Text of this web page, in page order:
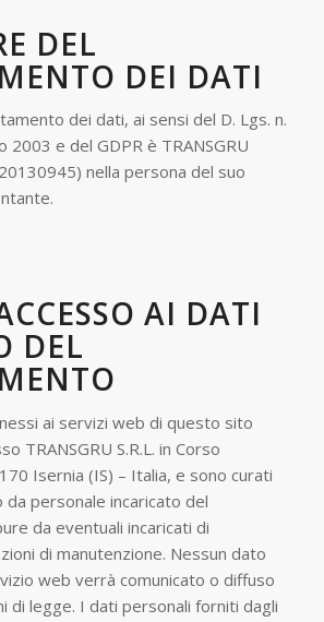
DEL
DEI DATI
dei dati, ai sensi del D. Lgs. n.
2003 e del GDPR è TRANSGRU
nella persona del suo
AI DATI
DEL
ai servizi web di questo sito
TRANSGRU S.R.L. in Corso
Isernia (IS) – Italia, e sono curati
personale incaricato del
da eventuali incaricati di
di manutenzione. Nessun dato
web verrà comunicato o diffuso
di legge. I dati personali forniti dagli